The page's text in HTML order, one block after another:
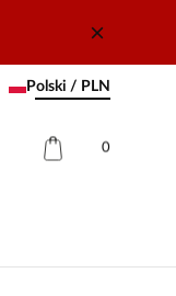
Polski / PLN
0